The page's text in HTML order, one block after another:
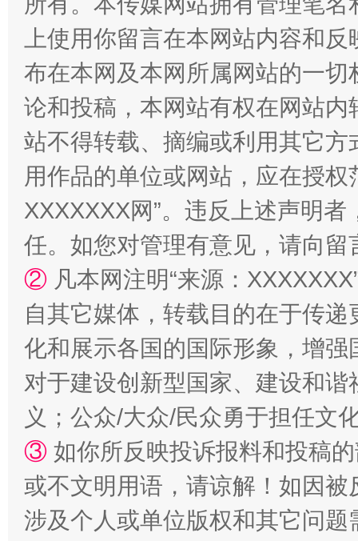
招工难、用工荒背后
网上购药对药下症？
上使用你留言在本网站内容和
布在本网及本网所属网站的一
论和投稿，本网站有权在网站
站不得转载、摘编或利用其它
用作品的单位或网站，应在授
XXXXXXX网”。违反上述声明
任。如您对管理有意见，请向
② 凡本网注明“来源：
自其它媒体，转载目的在于传
化和展示各国的国际形象，增
对于建设创新型国家、建设和
义；公众/大众/民众勇于担任文
③ 如你所反映投诉报料和投稿
或不文明用语，请谅解！如因
涉及个人或单位版权和其它问题